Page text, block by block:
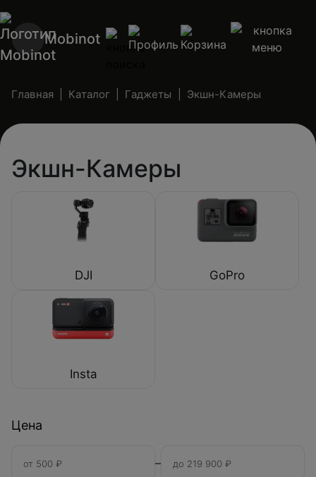
Mobinot
Главная Каталог Гаджеты Экшн-Камеры
Экшн-Камеры
DJI GoPro
Insta
Цена
–